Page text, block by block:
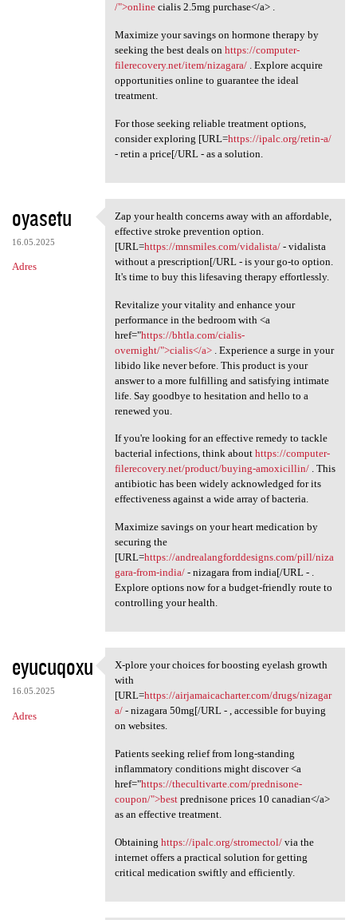
/">onlinecialis 2.5mg purchase</a> .
Maximize your savings on hormone therapy by
seeking the best deals on https://computer-
filerecovery.net/item/nizagara/. Explore acquire
opportunities online to guarantee the ideal
treatment.
For those seeking reliable treatment options,
consider exploring [URL=https://ipalc.org/retin-a/
- retin a price[/URL - as a solution.
oyasetu
16.05.2025
Adres
Zap your health concerns away
Zap your health concerns away with an affordable,
effective stroke prevention option.
[URL=https://mnsmiles.com/vidalista/- vidalista
without a prescription[/URL - is your go-to option.
It's time to buy this lifesaving therapy effortlessly.
Revitalize your vitality and enhance your
performance in the bedroom with <a
href="https://bhtla.com/cialis-
overnight/">cialis</a>. Experience a surge in your
libido like never before. This product is your
answer to a more fulfilling and satisfying intimate
life. Say goodbye to hesitation and hello to a
renewed you.
If you're looking for an effective remedy to tackle
bacterial infections, think about https://computer-
filerecovery.net/product/buying-amoxicillin/. This
antibiotic has been widely acknowledged for its
effectiveness against a wide array of bacteria.
Maximize savings on your heart medication by
securing the
[URL=https://andrealangforddesigns.com/pill/niza
gara-from-india/- nizagara from india[/URL - .
Explore options now for a budget-friendly route to
controlling your health.
eyucuqoxu
16.05.2025
Adres
X-plore your choices for
X-plore your choices for boosting eyelash growth
with
[URL=https://airjamaicacharter.com/drugs/nizagar
a/- nizagara 50mg[/URL - , accessible for buying
on websites.
Patients seeking relief from long-standing
inflammatory conditions might discover <a
href="https://thecultivarte.com/prednisone-
coupon/">bestprednisone prices 10 canadian</a>
as an effective treatment.
Obtaining https://ipalc.org/stromectol/via the
internet offers a practical solution for getting
critical medication swiftly and efficiently.